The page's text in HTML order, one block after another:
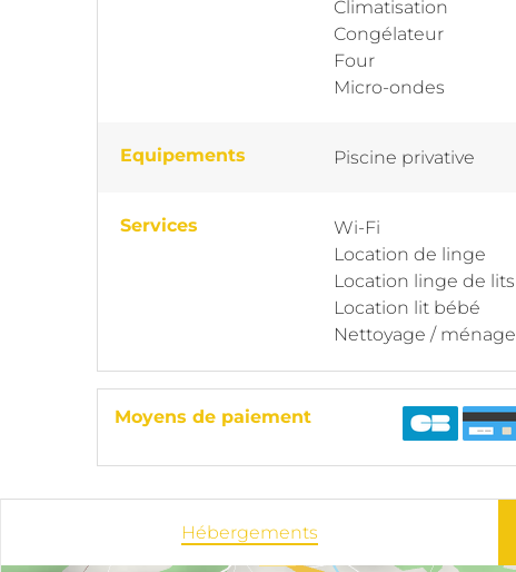
Climatisation
Congélateur
Four
Micro-ondes
Equipements Piscine privative
Services
Wi-Fi
Location de linge
Location linge de lits
Location lit bébé
Nettoyage / ménage
Moyens de paiement
Hébergements